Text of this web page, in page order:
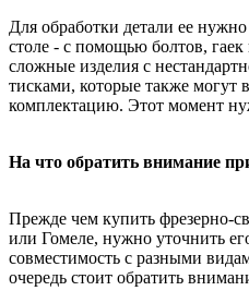
Для обработки детали ее
столе - с помощью болтов,
сложные изделия с
тисками, которые также могут
комплектацию. Этот момент
На что обратить внимание
Прежде чем купить фрезерно-
или Гомеле, нужно уточнить
совместимость с разными
очередь стоит обратить